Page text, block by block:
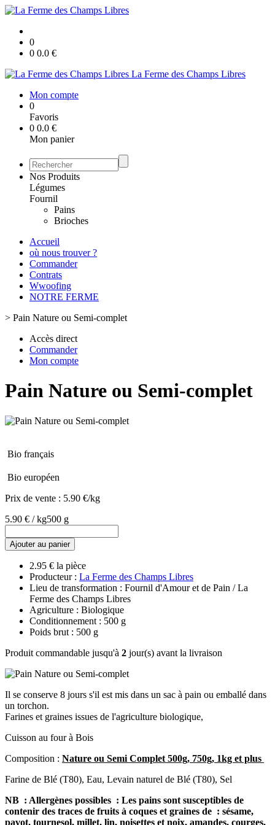
0
0 0.0 €
La Ferme des Champs Libres
Mon compte
0
Favoris
0 0.0 €
Mon panier
Nos Produits
Légumes
Fournil
Pains
Brioches
Accueil
où nous trouver ?
Commander
Contrats
Wwoofing
NOTRE FERME
> Pain Nature ou Semi-complet
Accès direct
Commander
Mon compte
Pain Nature ou Semi-complet
Bio français
Bio européen
Prix de vente : 5.90 €/kg
5.90 € / kg500 g
Ajouter au panier
2.95 € la pièce
Producteur : La Ferme des Champs Libres
Lieu de transformation : Fournil d'Amour et de Pain / La
Ferme des Champs Libres
Agriculture : Biologique
Conditionnement : 500 g
Poids brut : 500 g
Produit commandable jusqu'à 2 jour(s) avant la livraison
Il se conserve 8 jours s'il est mis dans un sac à pain ou emballé dans
un torchon.
Farines et graines issues de l'agriculture biologique,
Cuisson au four à Bois
Composition : Nature ou Semi Complet 500g, 750g, 1kg et plus
Farine de Blé (T80), Eau, Levain naturel de Blé (T80), Sel
NB : Allergènes possibles : Les pains sont susceptibles de
contenir des traces de fruits à coques et graines de : sésame,
pavot, tournesol, millet, lin, noisettes et noix, amandes, courges,